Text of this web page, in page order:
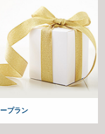
プラン